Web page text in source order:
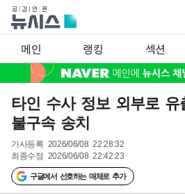
메인 랭킹 섹션
타인 수사 정보 외부로 유
불구속 송치
기사등록 2026/06/08 22:28:32
최종수정 2026/06/08 22:42:23
구글에서 선호하는 매체로 추가